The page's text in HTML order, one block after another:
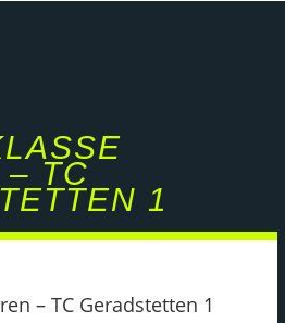
– TC
1
– TC Geradstetten 1